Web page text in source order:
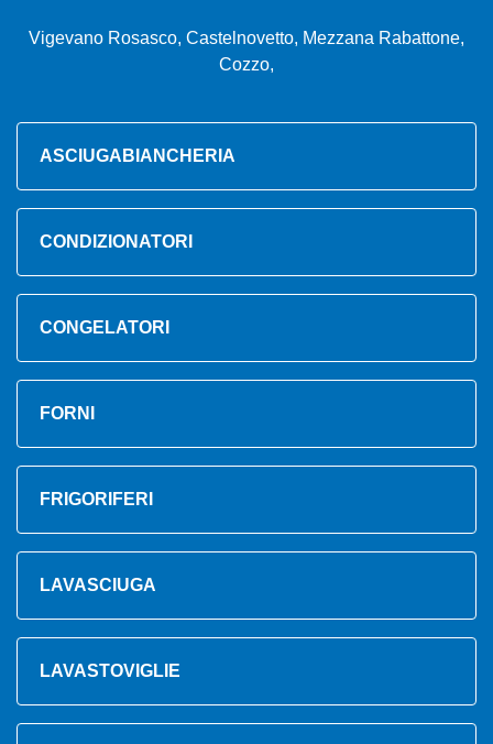
Vigevano Rosasco, Castelnovetto, Mezzana Rabattone,
Cozzo,
ASCIUGABIANCHERIA
CONDIZIONATORI
CONGELATORI
FORNI
FRIGORIFERI
LAVASCIUGA
LAVASTOVIGLIE